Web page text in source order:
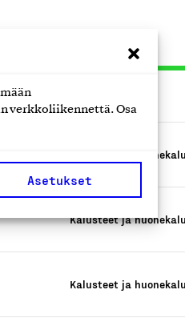
verkkoliikennettä. Osa
Asetukset
Kalusteet ja
Kalusteet ja
Kalusteet ja